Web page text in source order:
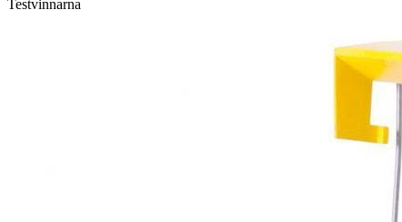
Testvinnarna